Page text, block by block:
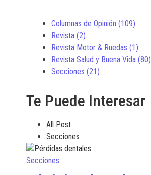
Columnas de Opinión (109)
Revista (2)
Revista Motor & Ruedas (1)
Revista Salud y Buena Vida (80)
Secciones (21)
Te Puede Interesar
All Post
Secciones
Secciones